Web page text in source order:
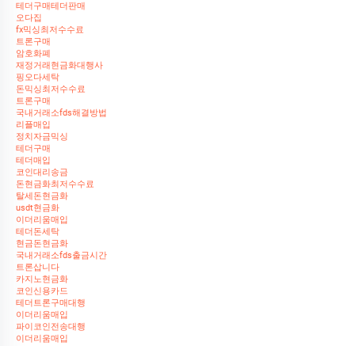
테더구매테더판매
오다집
fx믹싱최저수수료
트론구매
암호화폐
재정거래현금화대행사
핑오다세탁
돈믹싱최저수수료
트론구매
국내거래소fds해결방법
리플매입
정치자금믹싱
테더구매
테더매입
코인대리송금
돈현금화최저수수료
탈세돈현금화
usdt현금화
이더리움매입
테더돈세탁
현금돈현금화
국내거래소fds출금시간
트론삽니다
카지노현금화
코인신용카드
테더트론구매대행
이더리움매입
파이코인전송대행
이더리움매입